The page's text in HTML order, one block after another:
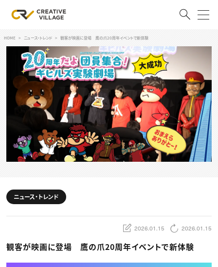
ログイン 会員登録
RECRUIT
クリエイター求人を探す
CREATIVE JOB求人検索
特集求人
採用説明会
転職支援サービス
CONTENTS
スキルアップしたい！ トップ
デザイン
動画配信・映像制作
ディレクション
業界解説・キャリア事情
TOP Creator’s コラム
ゲームクリエイター
映像クリエイター
マーケッター
HOME ニュース・トレンド 観客が映画に登場 鷹の爪20周年イベントで新体験
ニュース・トレンド
2026.01.15 2026.01.15
観客が映画に登場 鷹の爪20周年イベントで新体験